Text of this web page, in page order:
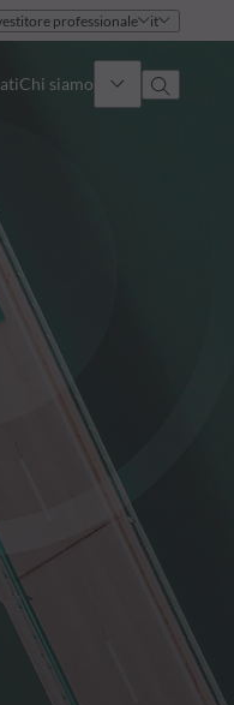
professionale it
Chi siamo
Team vendite